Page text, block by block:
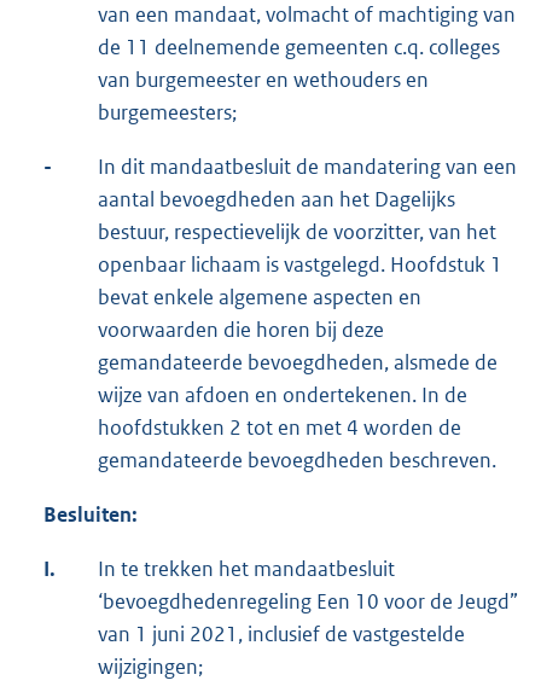
van een mandaat, volmacht of machtiging van
de 11 deelnemende gemeenten c.q. colleges
van burgemeester en wethouders en
burgemeesters;
-
In dit mandaatbesluit de mandatering van een
aantal bevoegdheden aan het Dagelijks
bestuur, respectievelijk de voorzitter, van het
openbaar lichaam is vastgelegd. Hoofdstuk 1
bevat enkele algemene aspecten en
voorwaarden die horen bij deze
gemandateerde bevoegdheden, alsmede de
wijze van afdoen en ondertekenen. In de
hoofdstukken 2 tot en met 4 worden de
gemandateerde bevoegdheden beschreven.
Besluiten:
I.
In te trekken het mandaatbesluit
‘bevoegdhedenregeling Een 10 voor de Jeugd”
van 1 juni 2021, inclusief de vastgestelde
wijzigingen;